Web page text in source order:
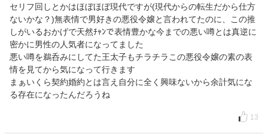
セリフ回しとかはほぼほぼ現代ですが(現代からの転生だから仕方
ないかな？)無表情で男好きの悪役令嬢と言われてたのに、この推
しがいるおかげで天然ﾁｬﾝで表情豊かな今までの悪い噂とは真逆に
密かに男性の人気者になってました
悪い噂を鵜呑みにしてた王太子もチラチラこの悪役令嬢の素の表
情を見てから気になって行きます
まぁいくら契約婚約とは言え自分に全く興味ないから余計気にな
る存在になったんだろうね
13